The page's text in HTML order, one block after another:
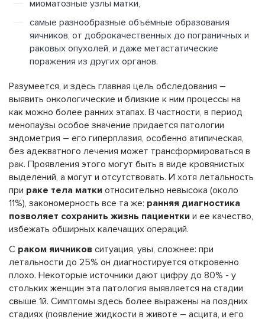
миоматозные узлы матки,
самые разнообразные объёмные образования
яичников, от доброкачественных до пограничных и
раковых опухолей, и даже метастатические
поражения из других органов.
Разумеется, и здесь главная цель обследования –
выявить онкологические и близкие к ним процессы на
как можно более ранних этапах. В частности, в период
менопаузы особое значение придается патологии
эндометрия – его гиперплазия, особенно атипическая,
без адекватного лечения может трансформироваться в
рак. Проявления этого могут быть в виде кровянистых
выделений, а могут и отсутствовать. И хотя летальность
при раке тела матки относительно невысока (около
11%), закономерность все та же: ранняя диагностика
позволяет сохранить жизнь пациентки и ее качество,
избежать обширных калечащих операций.
С раком яичников ситуация, увы, сложнее: при
летальности до 25% он диагностируется откровенно
плохо. Некоторые источники дают цифру до 80% - у
стольких женщин эта патология выявляется на стадии
свыше 1й. Симптомы здесь более выражены на поздних
стадиях (появление жидкости в животе – асцита, и его